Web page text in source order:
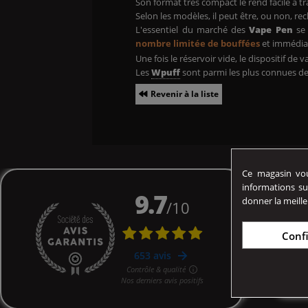
Selon les modèles, il peut être, ou non,
L'essentiel du marché desVape Pen
nombre limitée de boufféeset
Une fois le réservoir vide, le dispositif de
LesWpuffsont parmi les plus connues
Revenir à la liste
Ce magasin
informations
donner la